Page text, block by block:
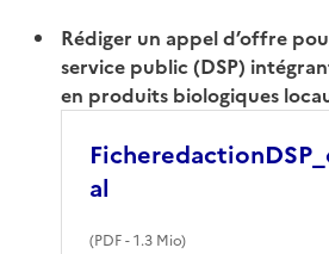
Rédiger un appel d’offre
service public (DSP)
en produits biologiques
al
(PDF- 1.3 Mio)